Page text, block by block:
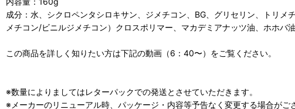
成分：水、シクロペンタシロキサン、ジメチコン、BG、グリセリン、トリ
メチコン/ビニルジメチコン）クロスポリマー、マカデミアナッツ油、ホホ
この商品を詳しく知りたい方は下記の動画（6：40〜）をご覧ください。
※数量によりましてはレターパックでの発送とさせていただきます。
※メーカーのリニューアル時、パッケージ・内容等予告なく変更する場合がご